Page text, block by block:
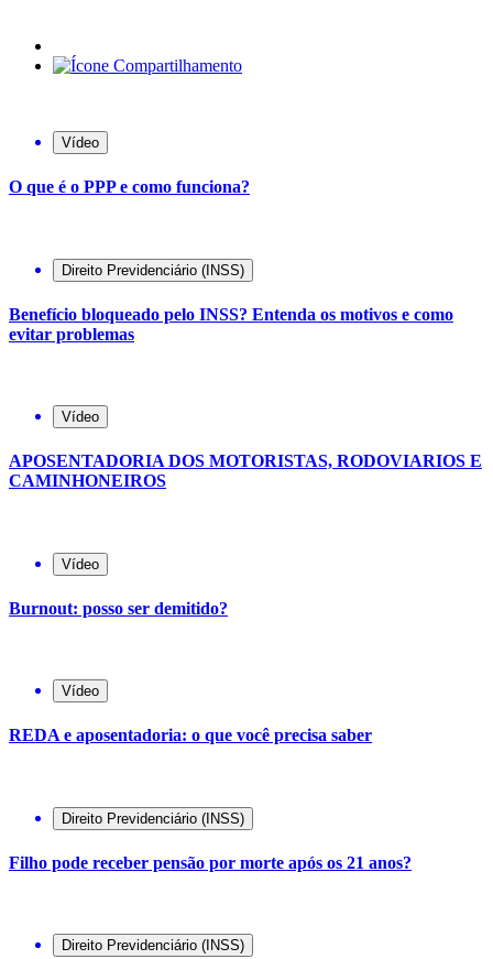
Vídeo
O que é o PPP e como funciona?
Direito Previdenciário (INSS)
Benefício bloqueado pelo INSS? Entenda os motivos e como
evitar problemas
Vídeo
APOSENTADORIA DOS MOTORISTAS, RODOVIARIOS E
CAMINHONEIROS
Vídeo
Burnout: posso ser demitido?
Vídeo
REDA e aposentadoria: o que você precisa saber
Direito Previdenciário (INSS)
Filho pode receber pensão por morte após os 21 anos?
Direito Previdenciário (INSS)